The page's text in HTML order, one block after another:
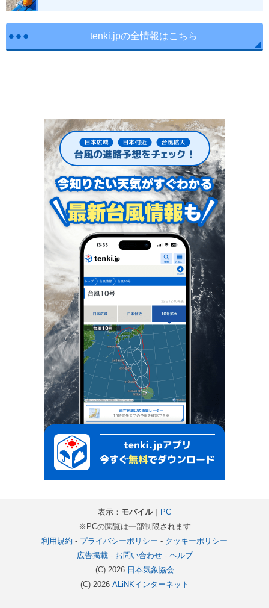
tenki.jpの全情報はこちら
表示： モバイル｜ PC
※PCの閲覧は一部制限されます
利用規約 - プライバシーポリシー - クッキーポリシー
広告掲載- お問い合わせ- ヘルプ
(C) 2026 日本気象協会
(C) 2026 ALiNKインターネット